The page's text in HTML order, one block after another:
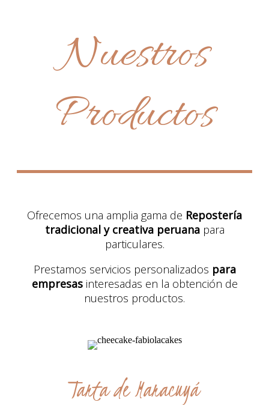
Nuestros
Productos
Ofrecemos una amplia gama de Repostería
tradicional y creativa peruanapara
particulares.
Prestamos servicios personalizados para
empresasinteresadas en la obtención de
nuestros productos.
Tarta de Maracuyá